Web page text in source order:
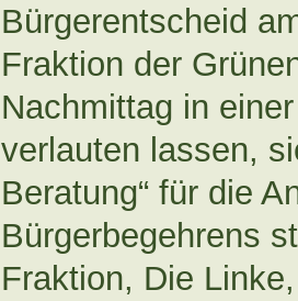
Bürgerentscheid
Fraktion der
Nachmittag in
verlauten lassen,
Beratung“ für die
Bürgerbegehrens
Fraktion, Die